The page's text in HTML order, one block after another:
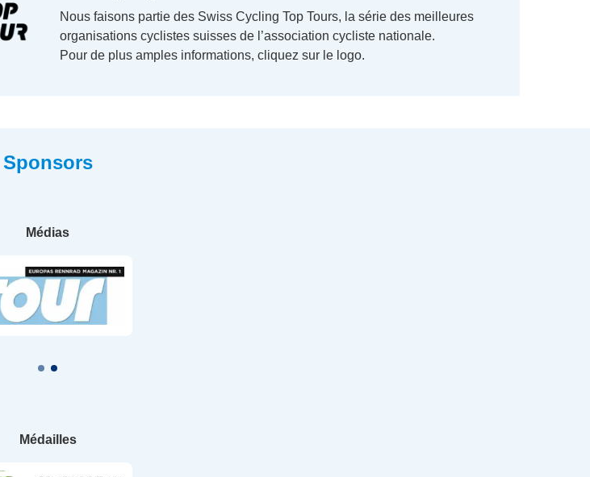
Nous faisons partie des Swiss Cycling Top Tours, la série des meilleures
organisations cyclistes suisses de l’association cycliste nationale.
Pour de plus amples informations, cliquez sur le logo.
Sponsors
Médias
Médailles